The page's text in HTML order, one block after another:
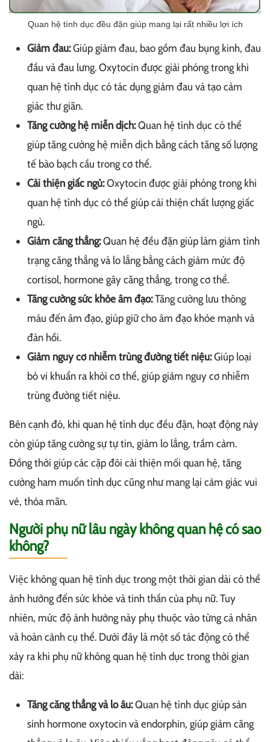
Quan hệ tình dục đều đặn giúp mang lại rất nhiều lợi ích
Giảm đau:Giúp giảm đau, bao gồm đau bụng kinh, đau
đầu và đau lưng. Oxytocin được giải phóng trong khi
quan hệ tình dục có tác dụng giảm đau và tạo cảm
giác thư giãn.
Tăng cường hệ miễn dịch:Quan hệ tình dục có thể
giúp tăng cường hệ miễn dịch bằng cách tăng số lượng
tế bào bạch cầu trong cơ thể.
Cải thiện giấc ngủ:Oxytocin được giải phóng trong khi
quan hệ tình dục có thể giúp cải thiện chất lượng giấc
ngủ.
Giảm căng thẳng:Quan hệ đều đặn giúp làm giảm tình
trạng căng thẳng và lo lắng bằng cách giảm mức độ
cortisol, hormone gây căng thẳng, trong cơ thể.
Tăng cường sức khỏe âm đạo:Tăng cường lưu thông
máu đến âm đạo, giúp giữ cho âm đạo khỏe mạnh và
đàn hồi.
Giảm nguy cơ nhiễm trùng đường tiết niệu:Giúp loại
bỏ vi khuẩn ra khỏi cơ thể, giúp giảm nguy cơ nhiễm
trùng đường tiết niệu.
Bên cạnh đó, khi quan hệ tình dục đều đặn, hoạt động này
còn giúp tăng cường sự tự tin, giảm lo lắng, trầm cảm.
Đồng thời giúp các cặp đôi cải thiện mối quan hệ, tăng
cường ham muốn tình dục cũng như mang lại cảm giác vui
vẻ, thỏa mãn.
Người phụ nữ lâu ngày không quan hệ có sao
không?
Việc không quan hệ tình dục trong một thời gian dài có thể
ảnh hưởng đến sức khỏe và tinh thần của phụ nữ. Tuy
nhiên, mức độ ảnh hưởng này phụ thuộc vào từng cá nhân
và hoàn cảnh cụ thể. Dưới đây là một số tác động có thể
xảy ra khi phụ nữ không quan hệ tình dục trong thời gian
dài:
Tăng căng thẳng và lo âu:Quan hệ tình dục giúp sản
sinh hormone oxytocin và endorphin, giúp giảm căng